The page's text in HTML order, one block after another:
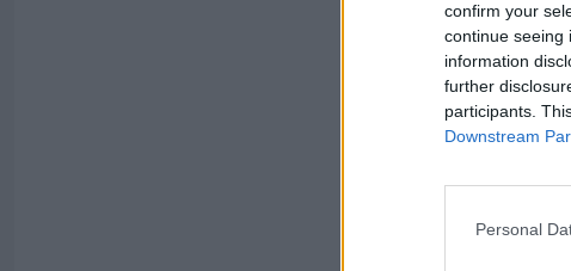
confirm your
continue seeing
information
further
participants.
Downstream
Personal